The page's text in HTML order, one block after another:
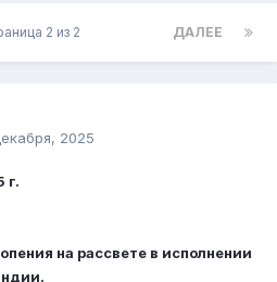
ДАЛЕЕ
2 из 2
2025
г.
на рассвете в исполнении